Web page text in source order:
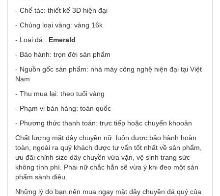
- Chế tác: thiết kế 3D hiện đại
- Chủng loại vàng: vàng 16k
- Loại đá : Emerald
- Bảo hành: trọn đời sản phẩm
- Nguồn gốc sản phẩm: nhà máy công nghệ hiện đại tại Việt
Nam
- Thu mua lại: theo tuổi vàng
- Phạm vi bán hàng: toàn quốc
- Phương thức thanh toán: trực tiếp hoặc chuyển khooản
Chất lượng mặt dây chuyền nữ luôn được bảo hành hoàn
toàn, ngoài ra quý khách được tư vấn tốt nhất về sản phẩm,
ưu đãi chỉnh size dây chuyền vừa vặn, vệ sinh trang sức
không tính phí. Phái nữ chắc hẳn sẽ vừa ý khi đeo một sản
phẩm sành điệu.
Những lý do bạn nên mua ngay mặt dây chuyền đá quý của